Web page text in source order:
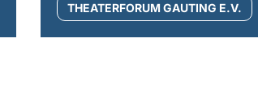
THEATERFORUM GAUTING E.V.